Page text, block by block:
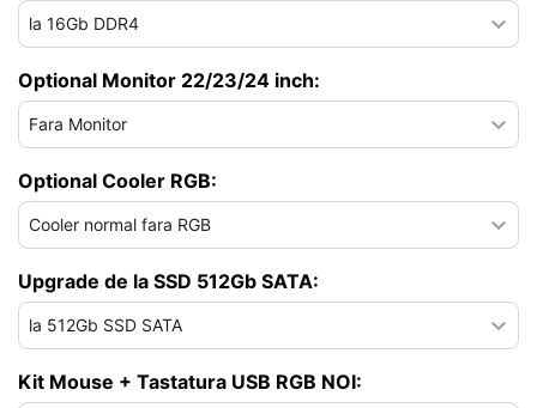
Optional Monitor 22/23/24 inch:
Optional Cooler RGB:
Upgrade de la SSD 512Gb SATA:
Kit Mouse + Tastatura USB RGB NOI: